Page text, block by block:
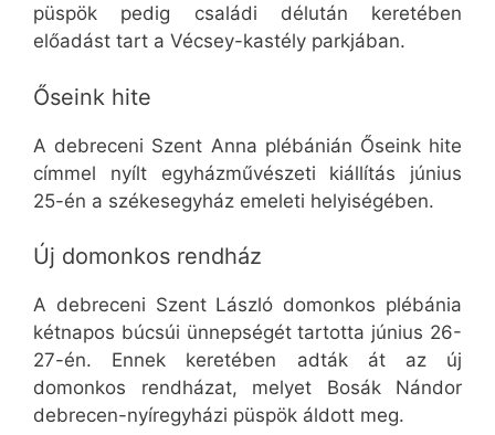
püspök pedig családi délután keretében
előadást tart a Vécsey-kastély parkjában.
Őseink hite
A debreceni Szent Anna plébánián Őseink hite
címmel nyílt egyházművészeti kiállítás június
25-én a székesegyház emeleti helyiségében.
Új domonkos rendház
A debreceni Szent László domonkos plébánia
kétnapos búcsúi ünnepségét tartotta június 26-
27-én. Ennek keretében adták át az új
domonkos rendházat, melyet Bosák Nándor
debrecen-nyíregyházi püspök áldott meg.